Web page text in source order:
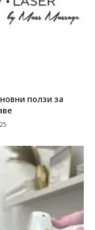
ползи за